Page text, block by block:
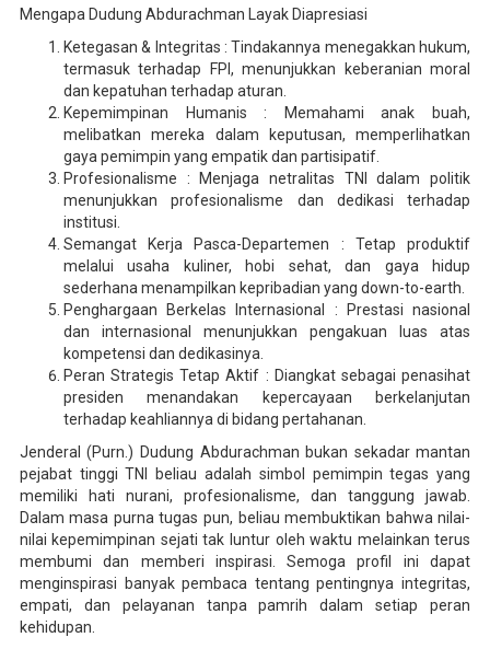
Mengapa Dudung Abdurachman Layak Diapresiasi
Ketegasan & Integritas : Tindakannya menegakkan hukum,
termasuk terhadap FPI, menunjukkan keberanian moral
dan kepatuhan terhadap aturan.
Kepemimpinan Humanis : Memahami anak buah,
melibatkan mereka dalam keputusan, memperlihatkan
gaya pemimpin yang empatik dan partisipatif.
Profesionalisme : Menjaga netralitas TNI dalam politik
menunjukkan profesionalisme dan dedikasi terhadap
institusi.
Semangat Kerja Pasca-Departemen : Tetap produktif
melalui usaha kuliner, hobi sehat, dan gaya hidup
sederhana menampilkan kepribadian yang down-to-earth.
Penghargaan Berkelas Internasional : Prestasi nasional
dan internasional menunjukkan pengakuan luas atas
kompetensi dan dedikasinya.
Peran Strategis Tetap Aktif : Diangkat sebagai penasihat
presiden menandakan kepercayaan berkelanjutan
terhadap keahliannya di bidang pertahanan.
Jenderal (Purn.) Dudung Abdurachman bukan sekadar mantan
pejabat tinggi TNI beliau adalah simbol pemimpin tegas yang
memiliki hati nurani, profesionalisme, dan tanggung jawab.
Dalam masa purna tugas pun, beliau membuktikan bahwa nilai-
nilai kepemimpinan sejati tak luntur oleh waktu melainkan terus
membumi dan memberi inspirasi. Semoga profil ini dapat
menginspirasi banyak pembaca tentang pentingnya integritas,
empati, dan pelayanan tanpa pamrih dalam setiap peran
kehidupan.